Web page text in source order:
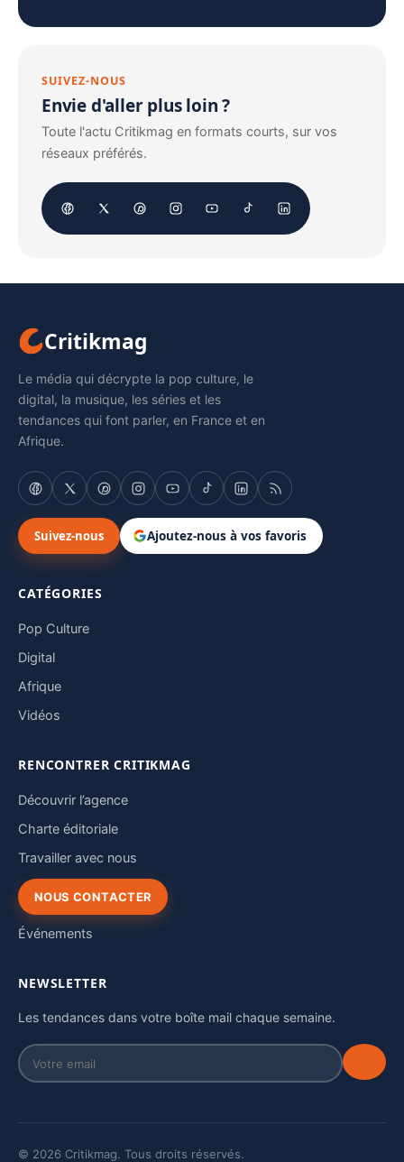
SUIVEZ-NOUS
Envie d'aller plus loin ?
Toute l'actu Critikmag en formats courts, sur vos
réseaux préférés.
Critikmag
Le média qui décrypte la pop culture, le
digital, la musique, les séries et les
tendances qui font parler, en France et en
Afrique.
Suivez-nous Ajoutez-nous à vos favoris
CATÉGORIES
Pop Culture
Digital
Afrique
Vidéos
RENCONTRER CRITIKMAG
Découvrir l’agence
Charte éditoriale
Travailler avec nous
NOUS CONTACTER
Événements
NEWSLETTER
Les tendances dans votre boîte mail chaque semaine.
© 2026 Critikmag. Tous droits réservés.